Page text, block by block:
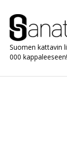
sisältöön
Suomen kattavin
000 kappaleeseen!